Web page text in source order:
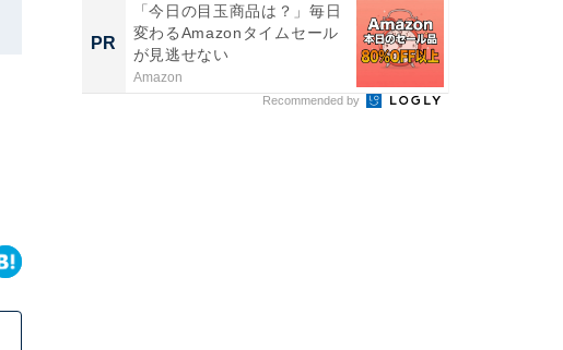
PR
「今日の目玉商品は？」毎日
変わるAmazonタイムセール
が見逃せない
Amazon
Recommended by